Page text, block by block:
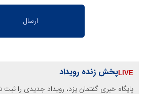
پخش زنده رویداد
پایگاه خبری گفتمان یزد، رویداد جدیدی را